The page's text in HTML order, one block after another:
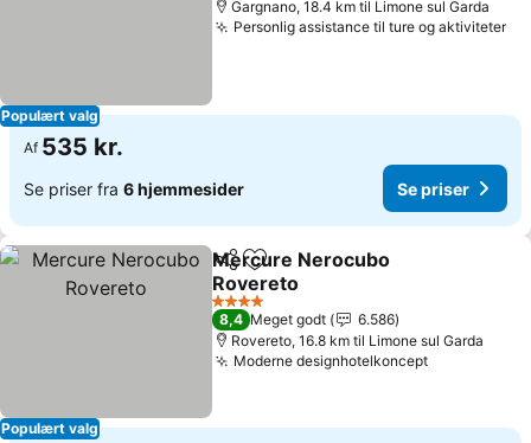
Populært valg
Gargnano, 18.4 km til Limone sul Garda
Personlig assistance til ture og aktiviteter
Af 535 kr.
Se priser fra 6 hjemmesider Se priser
Populært valg
Del Føj til favoritter
Mercure Nerocubo
Rovereto
4 Stjerner
8,4 Meget godt
6.586
Rovereto, 16.8 km til Limone sul Garda
Moderne designhotelkoncept